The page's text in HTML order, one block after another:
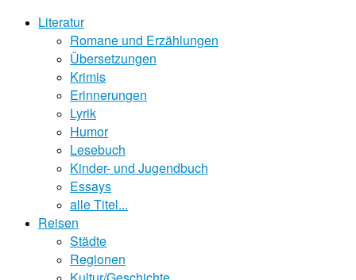
Literatur
Romane und Erzählungen
Übersetzungen
Krimis
Erinnerungen
Lyrik
Humor
Lesebuch
Kinder- und Jugendbuch
Essays
alle Titel...
Reisen
Städte
Regionen